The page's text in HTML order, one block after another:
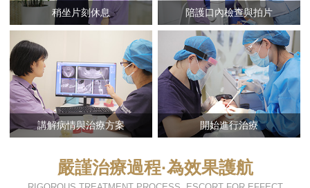
稍坐片刻休息 陪護口內檢查與拍片
講解病情與治療方案 開始進行治療
嚴謹治療過程·為效果護航